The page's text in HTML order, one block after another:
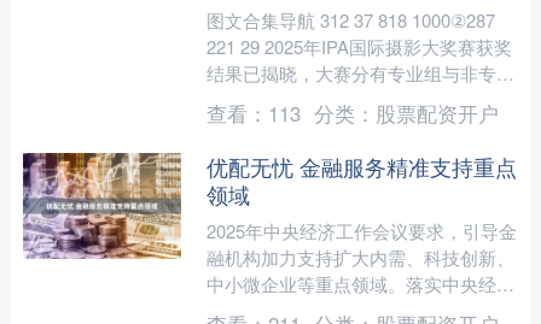
图文合集导航 312 37 818 1000②287
221 29 2025年IPA国际摄影大奖赛获奖
结果已揭晓，大赛分有专业组与非专业
组，共有二十二件优秀作品....
查看： 113 分类： 股票配资开户
优配无忧 金融服务精准支持重点
领域
2025年中央经济工作会议要求，引导金
融机构加力支持扩大内需、科技创新、
中小微企业等重点领域。落实中央经济
工作会议精神，不久前召开的全国金融